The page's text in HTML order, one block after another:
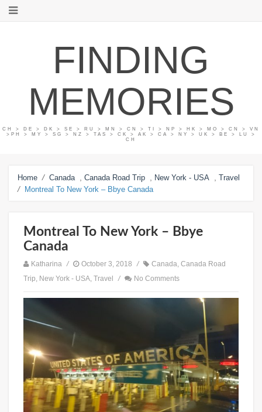
FINDING
MEMORIES
CH > DE > DK > SE > RU > MN > CN > TI > NP > HK > MO > CN > VN
>PH > MY > SG > NZ > TAS > CK > AK > CA > NY > UK > BE > LU >
CH
Home / Canada Canada Road Trip New York - USA Travel
/ Montreal To New York – Bbye Canada
Montreal To New York – Bbye
Canada
Katharina / October 3, 2018 / Canada, Canada Road
Trip, New York - USA, Travel / No Comments